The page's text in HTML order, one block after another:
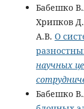
Бабешко
Хрипков
А.В. О
научных
Бабешко